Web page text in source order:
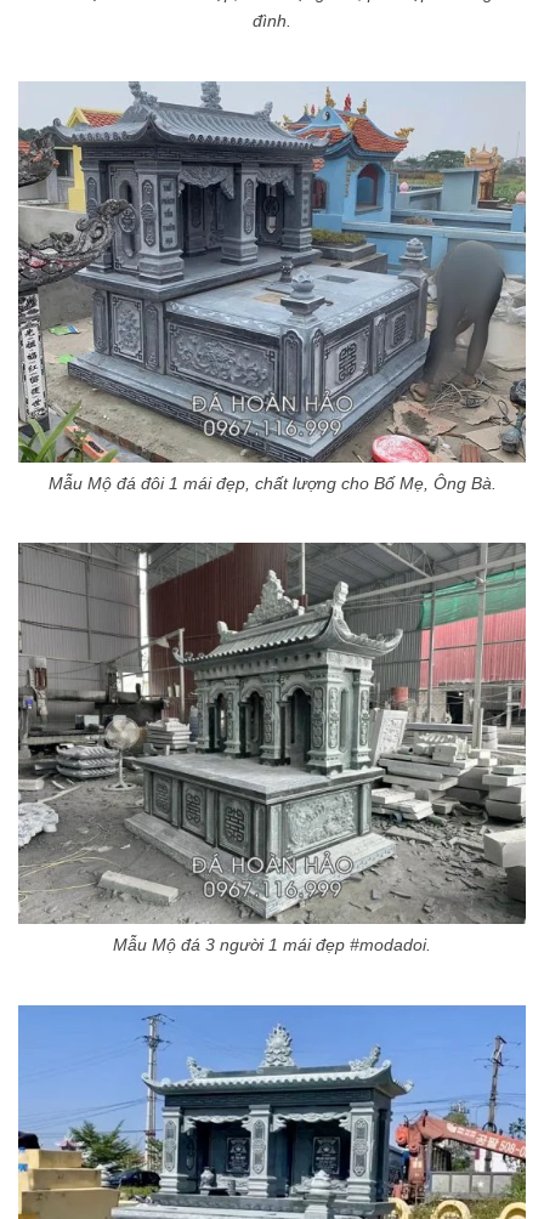
đình.
Mẫu Mộ đá đôi 1 mái đẹp, chất lượng cho Bố Mẹ, Ông Bà.
Mẫu Mộ đá 3 người 1 mái đẹp #modadoi.